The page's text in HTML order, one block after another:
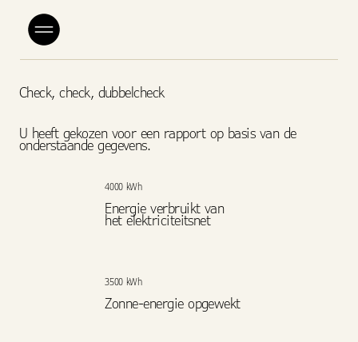
Check, check, dubbelcheck
U heeft gekozen voor een rapport op basis van de
onderstaande gegevens.
4000 kWh
Energie verbruikt van
het elektriciteitsnet
3500 kWh
Zonne-energie opgewekt